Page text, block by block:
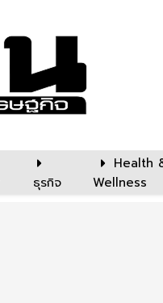
ธุรกิจ
Health
Wellness